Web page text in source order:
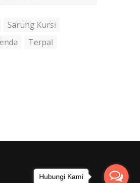
Sarung Kursi
Terpal
Hubungi Kami